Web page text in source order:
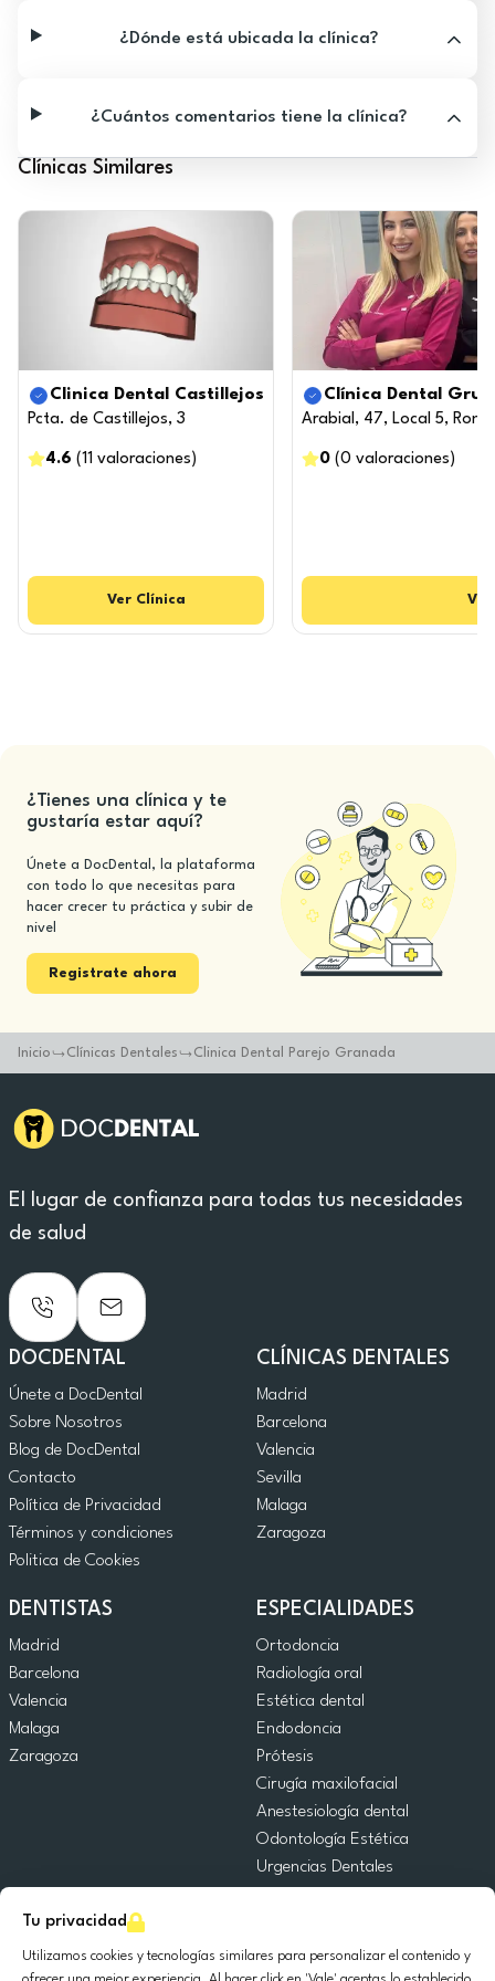
Tu privacidad
Utilizamos cookies y tecnologías similares para personalizar el contenido y
¿Dónde está ubicada la clínica?
¿Cuántos comentarios tiene la clínica?
Clínicas Similares
Clinica Dental Castillejos
Pcta. de Castillejos, 3
4.6 (11 valoraciones )
Ver Clínica
Clínica Dental
Arabial, 47, Local 5,
0 (0 valoraciones )
Ver
¿Tienes una clínica y te
gustaría estar aquí?
Únete a DocDental, la plataforma
con todo lo que necesitas para
hacer crecer tu práctica y subir de
nivel
Registrate ahora
Inicio Clínicas Dentales Clinica Dental Parejo Granada
El lugar de confianza para todas tus necesidades
de salud
DOCDENTAL
Únete a DocDental
Sobre Nosotros
Blog de DocDental
Contacto
Política de Privacidad
Términos y condiciones
Politica de Cookies
CLÍNICAS DENTALES
Madrid
Barcelona
Valencia
Sevilla
Malaga
Zaragoza
DENTISTAS
Madrid
Barcelona
Valencia
Malaga
Zaragoza
ESPECIALIDADES
Ortodoncia
Radiología oral
Estética dental
Endodoncia
Prótesis
Cirugía maxilofacial
Anestesiología dental
Odontología Estética
Urgencias Dentales
Cirugía Oral